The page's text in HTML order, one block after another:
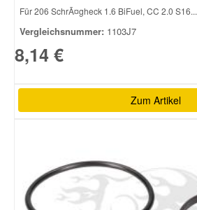
Für 206 SchrÃ¤gheck 1.6 BiFuel, CC 2.0 S16...
Vergleichsnummer: 1103J7
8,14 €
Zum Artikel